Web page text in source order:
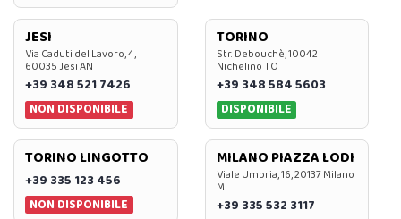
JESI
Via Caduti del Lavoro, 4,
60035 Jesi AN
+39 348 521 7426
NON DISPONIBILE
TORINO
Str. Debouchè, 10042
Nichelino TO
+39 348 584 5603
DISPONIBILE
TORINO LINGOTTO
+39 335 123 456
NON DISPONIBILE
MILANO PIAZZA LODI
Viale Umbria, 16, 20137 Milano
MI
+39 335 532 3117